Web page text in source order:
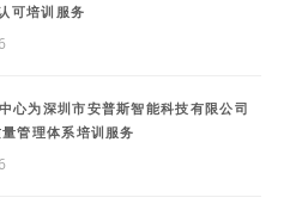
可培训服务
心为深圳市安普斯智能科技有限公司
管理体系培训服务